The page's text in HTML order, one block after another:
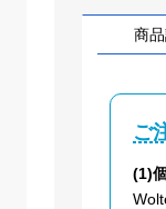
商
ご
(1)